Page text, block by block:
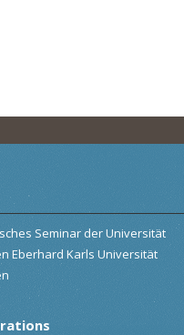
Seminar der Universität
Eberhard Karls Universität